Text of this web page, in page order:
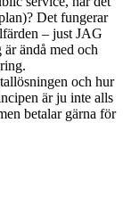
Det fungerar
– just JAG
ändå med och
och hur
är ju inte alls
betalar gärna för